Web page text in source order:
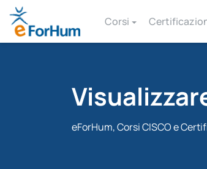
Corsi
eForHum, Corsi CISCO e